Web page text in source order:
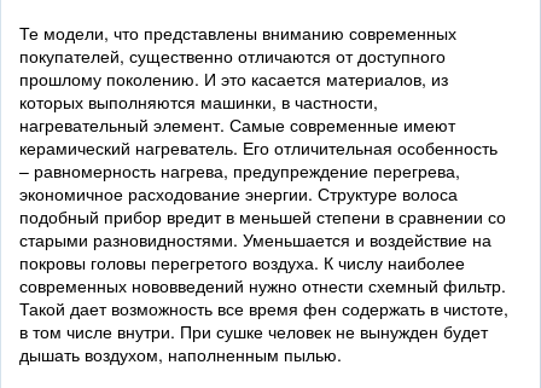
Те модели, что представлены вниманию современных
покупателей, существенно отличаются от доступного
прошлому поколению. И это касается материалов, из
которых выполняются машинки, в частности,
нагревательный элемент. Самые современные имеют
керамический нагреватель. Его отличительная особенность
– равномерность нагрева, предупреждение перегрева,
экономичное расходование энергии. Структуре волоса
подобный прибор вредит в меньшей степени в сравнении со
старыми разновидностями. Уменьшается и воздействие на
покровы головы перегретого воздуха. К числу наиболее
современных нововведений нужно отнести схемный фильтр.
Такой дает возможность все время фен содержать в чистоте,
в том числе внутри. При сушке человек не вынужден будет
дышать воздухом, наполненным пылью.